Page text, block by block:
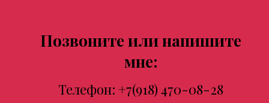
Позвоните или напишите
мне:
Телефон: +7(918) 470-08-28